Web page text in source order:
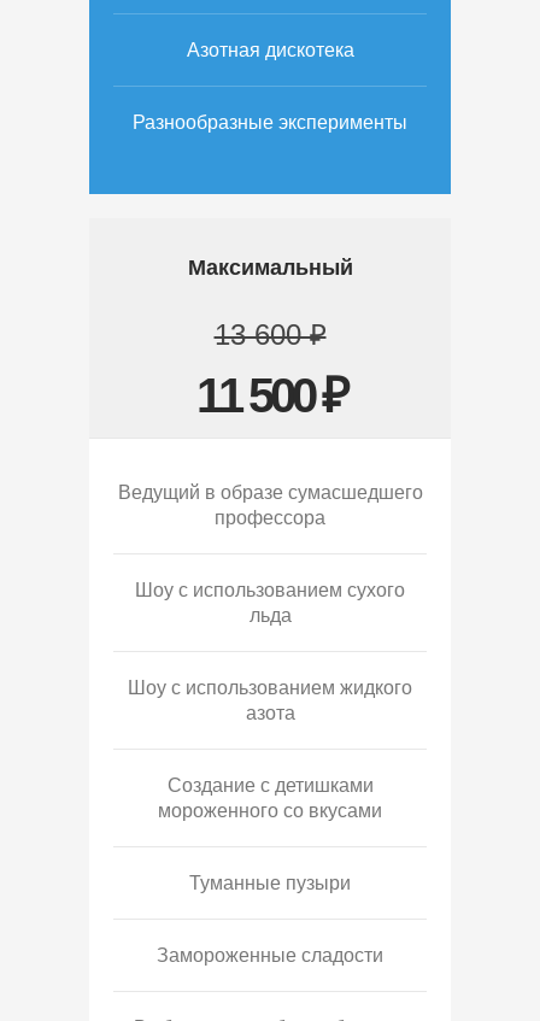
Азотная дискотека
Разнообразные эксперименты
Максимальный
13 600 ₽
11 500 ₽
Ведущий в образе сумасшедшего
профессора
Шоу с использованием сухого
льда
Шоу с использованием жидкого
азота
Создание с детишками
мороженного со вкусами
Туманные пузыри
Замороженные сладости